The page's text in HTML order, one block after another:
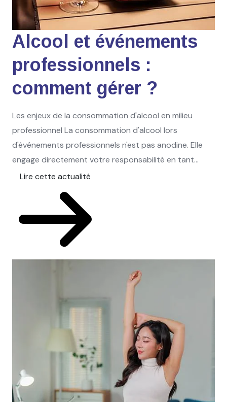
Alcool et événements
professionnels :
comment gérer ?
Les enjeux de la consommation d'alcool en milieu
professionnel La consommation d'alcool lors
d'événements professionnels n'est pas anodine. Elle
engage directement votre responsabilité en tant...
Lire cette actualité